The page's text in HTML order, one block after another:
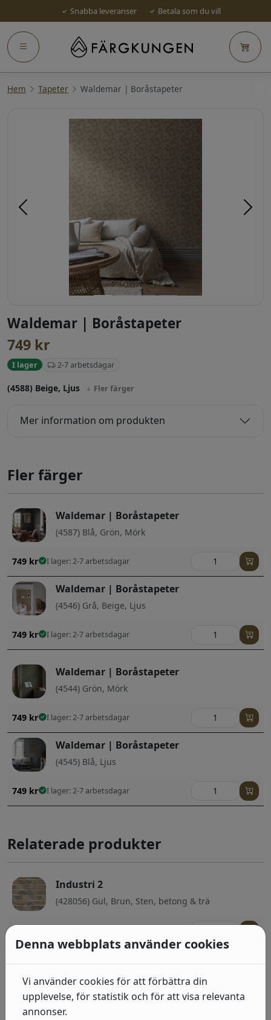
Snabba leveranser Betala som du vill
Hem Tapeter Waldemar | Boråstapeter
Föregående
Waldemar | Boråstapeter
749 kr
I lager 2-7 arbetsdagar
(4588) Beige, Ljus Fler färger
Mer information om produkten
Fler färger
Waldemar | Boråstapeter
(4587) Blå, Grön, Mörk
749 kr I lager: 2-7 arbetsdagar
Waldemar | Boråstapeter
(4546) Grå, Beige, Ljus
749 kr I lager: 2-7 arbetsdagar
Waldemar | Boråstapeter
(4544) Grön, Mörk
749 kr I lager: 2-7 arbetsdagar
Waldemar | Boråstapeter
(4545) Blå, Ljus
749 kr I lager: 2-7 arbetsdagar
Relaterade produkter
Industri 2
(428056) Gul, Brun, Sten, betong & trä
492kr I lager: 2-7 arbetsdagar
Denna webbplats använder cookies
Vi använder cookies för att förbättra din
upplevelse, för statistik och för att visa relevanta
annonser.